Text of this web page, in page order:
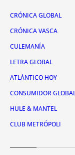
CRÓNICA GLOBAL
CRÓNICA VASCA
CULEMANÍA
LETRA GLOBAL
ATLÁNTICO HOY
CONSUMIDOR
HULE & MANTEL
CLUB METRÓPOLI